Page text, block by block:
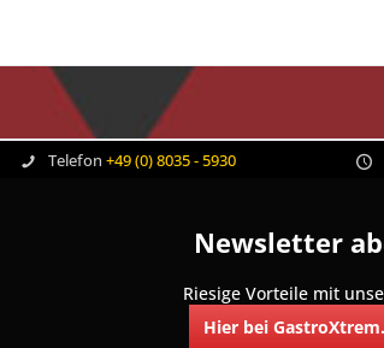
Telefon +49 (0) 8035 - 5930
Newsletter
Riesige Vorteile mit
Hier bei